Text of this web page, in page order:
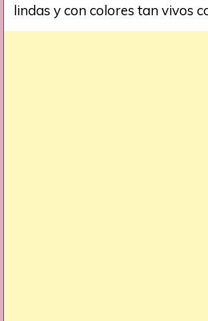
lindas y con colores tan vivos